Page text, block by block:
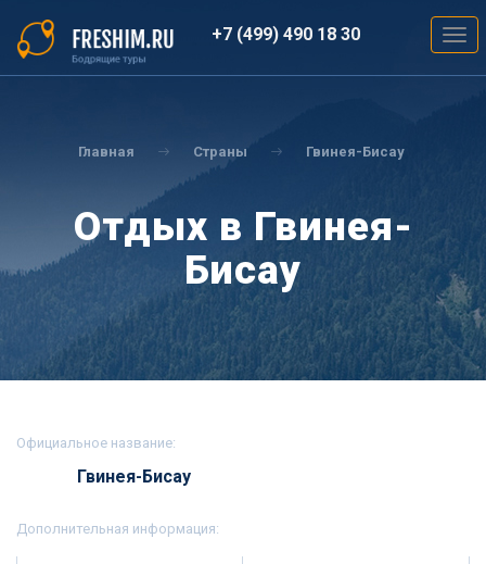
основному
содержанию
+7 (499) 490 18 30
Главная Страны Гвинея-Бисау
Отдых в Гвинея-
Бисау
Официальное название:
Гвинея-Бисау
Дополнительная информация: